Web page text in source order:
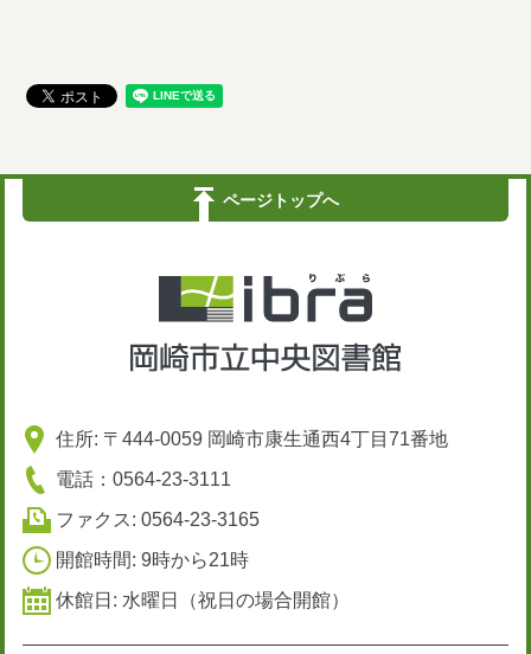
ページトップへ
住所: 〒444-0059 岡崎市康生通西4丁目71番地
電話：0564-23-3111
ファクス: 0564-23-3165
開館時間: 9時から21時
休館日: 水曜日（祝日の場合開館）